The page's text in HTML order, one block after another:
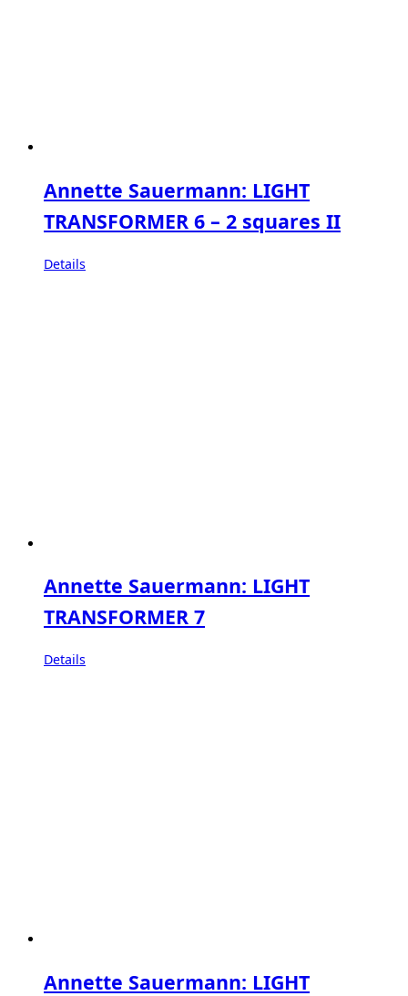
Annette Sauermann: LIGHT
TRANSFORMER 6 – 2 squares II
Details
Annette Sauermann: LIGHT
TRANSFORMER 7
Details
Annette Sauermann: LIGHT